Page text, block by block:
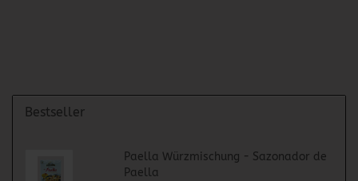
Bestseller
Paella Würzmischung - Sazonador de
Paella